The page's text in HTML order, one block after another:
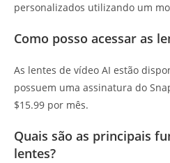
personalizados utilizando um
Como posso acessar as
As lentes de vídeo AI estão
possuem uma assinatura do
$15.99 por mês.
Quais são as principais
lentes?